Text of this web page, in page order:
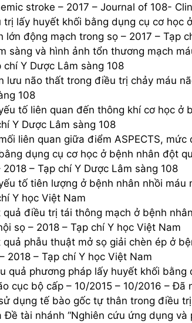
stroke – 2017 – Journal of 108-
trị lấy huyết khối bằng dụng cụ cơ học
lớn động mạch trong sọ – 2017 – Tạp
sàng và hình ảnh tổn thương mạch
chí Y Dược Lâm sàng 108
lưu não thất trong điều trị chảy máu
108
tố liên quan đến thông khí cơ học ở
Y Dược Lâm sàng 108
liên quan giữa điểm ASPECTS,
dụng cụ cơ học ở bệnh nhân đột
– Tạp chí Y Dược Lâm sàng 108
tố tiên lượng ở bệnh nhân nhồi máu
Y học Việt Nam
điều trị tái thông mạch ở bệnh
sọ – 2018 – Tạp chí Y học Việt Nam
phẫu thuật mở sọ giải chèn ép ở
2018 – Tạp chí Y học Việt Nam
quả phương pháp lấy huyết khối
cục bộ cấp – 10/2015 – 10/2016 – Đã
dụng tế bào gốc tự thân trong điều
Đề tài nhánh “Nghiên cứu ứng dụng
em hỏi đơn vị cấp cứu đột quỵ tại
viện Nhân dân 115 ở TPHCM có uy tín
trị tốt về đột quỵ không ạ?